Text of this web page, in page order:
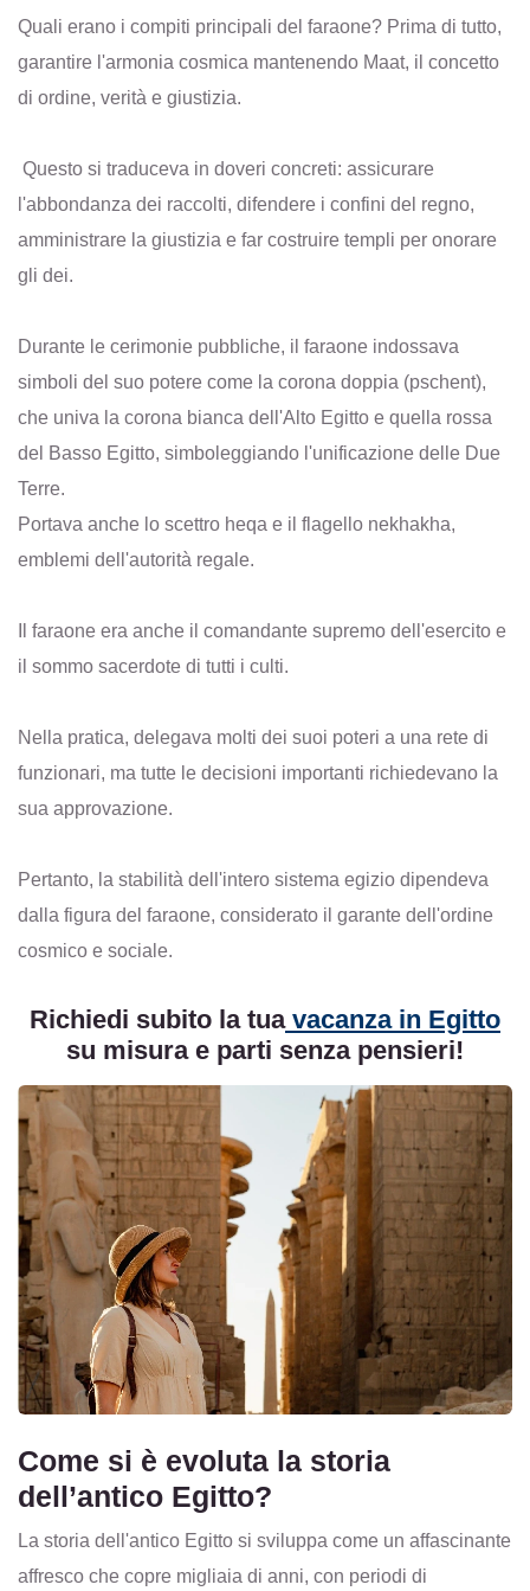
Quali erano i compiti principali del faraone? Prima di tutto,
garantire l'armonia cosmica mantenendo Maat, il concetto
di ordine, verità e giustizia.
Questo si traduceva in doveri concreti: assicurare
l'abbondanza dei raccolti, difendere i confini del regno,
amministrare la giustizia e far costruire templi per onorare
gli dei.
Durante le cerimonie pubbliche, il faraone indossava
simboli del suo potere come la corona doppia (pschent),
che univa la corona bianca dell'Alto Egitto e quella rossa
del Basso Egitto, simboleggiando l'unificazione delle Due
Terre.
Portava anche lo scettro heqa e il flagello nekhakha,
emblemi dell'autorità regale.
Il faraone era anche il comandante supremo dell'esercito e
il sommo sacerdote di tutti i culti.
Nella pratica, delegava molti dei suoi poteri a una rete di
funzionari, ma tutte le decisioni importanti richiedevano la
sua approvazione.
Pertanto, la stabilità dell'intero sistema egizio dipendeva
dalla figura del faraone, considerato il garante dell'ordine
cosmico e sociale.
Richiedi subito la tuavacanza in Egitto
su misura e parti senza pensieri!
Come si è evoluta la storia
dell’antico Egitto?
La storia dell'antico Egitto si sviluppa come un affascinante
affresco che copre migliaia di anni, con periodi di